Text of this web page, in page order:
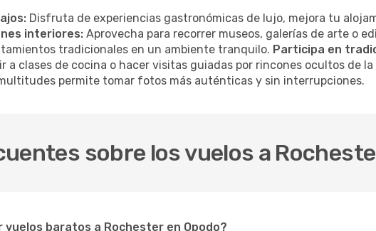
Disfruta de experiencias gastronómicas de lujo, mejora tu
interiores: Aprovecha para recorrer museos, galerías de arte o
tradicionales en un ambiente tranquilo. Participa en
a clases de cocina o hacer visitas guiadas por rincones ocultos de
permite tomar fotos más auténticas y sin interrupciones.
sobre los vuelos a
vuelos baratos a Rochester en Opodo?